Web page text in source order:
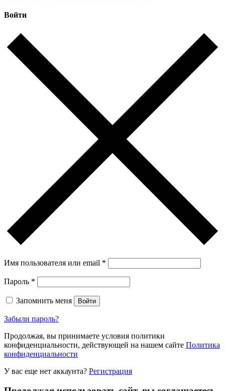
Войти
Имя пользователя или email *
Пароль *
Запомнить меня Войти
Забыли пароль?
Продолжая, вы принимаете условия политики
конфиденциальности, действующей на нашем сайте Политика
конфиденциальности
У вас еще нет аккаунта? Регистрация